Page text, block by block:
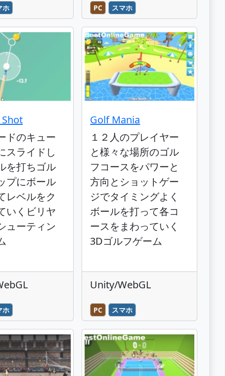
ホ PC スマホ
ドのキュー
スライドし
を打ちゴル
プにボール
レベルをク
いくビリヤ
ューティン
ホ
Golf Mania
１２人のプレイヤー
と様々な場所のゴル
フコースをパワーと
方向とショットゲー
ジでタイミングよく
ボールを打って各コ
ースをまわっていく
3Dゴルフゲーム
Unity/WebGL
PC スマホ